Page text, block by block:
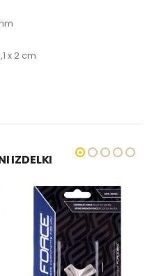
x 2 cm
IZDELKI
-14%